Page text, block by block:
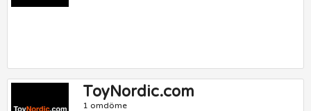
ToyNordic.com
1 omdöme